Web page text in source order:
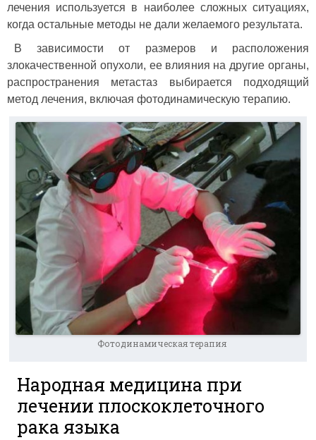
лечения используется в наиболее сложных ситуациях,
когда остальные методы не дали желаемого результата.
В зависимости от размеров и расположения
злокачественной опухоли, ее влияния на другие органы,
распространения метастаз выбирается подходящий
метод лечения, включая фотодинамическую терапию.
Фотодинамическая терапия
Народная медицина при
лечении плоскоклеточного
рака языка